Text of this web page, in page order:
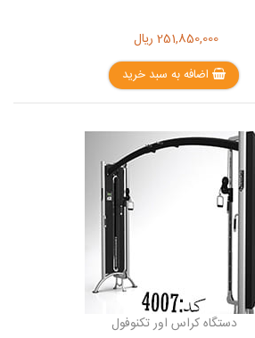
251,850,000 ریال
اضافه به سبد خرید
دستگاه کراس اور تکنوفول